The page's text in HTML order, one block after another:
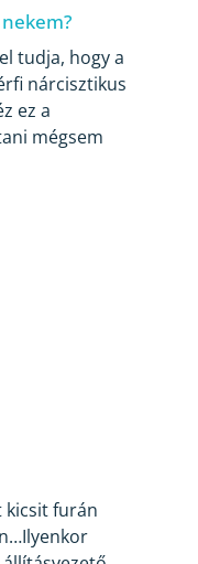
tudja, hogy a
nárcisztikus
ez a
mégsem
kicsit furán